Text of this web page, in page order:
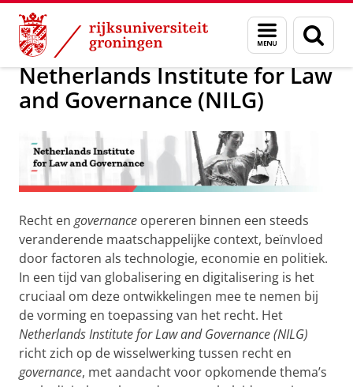
Skip
Content
Skip
Navigation
Menu
en
zoeken
Over ons NILG
Netherlands Institute for Law
and Governance (NILG)
Recht en governance opereren binnen een steeds
veranderende maatschappelijke context, beïnvloed
door factoren als technologie, economie en politiek.
In een tijd van globalisering en digitalisering is het
cruciaal om deze ontwikkelingen mee te nemen bij
de vorming en toepassing van het recht. Het
Netherlands Institute for Law and Governance (NILG)
richt zich op de wisselwerking tussen recht en
governance, met aandacht voor opkomende thema’s